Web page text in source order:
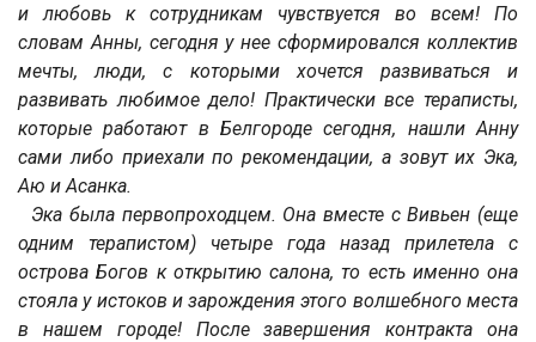
и любовь к сотрудникам чувствуется во всем! По
словам Анны, сегодня у нее сформировался коллектив
мечты, люди, с которыми хочется развиваться и
развивать любимое дело! Практически все тераписты,
которые работают в Белгороде сегодня, нашли Анну
сами либо приехали по рекомендации, а зовут их Эка,
Аю и Асанка.
Эка была первопроходцем. Она вместе с Вивьен (еще
одним терапистом) четыре года назад прилетела с
острова Богов к открытию салона, то есть именно она
стояла у истоков и зарождения этого волшебного места
в нашем городе! После завершения контракта она